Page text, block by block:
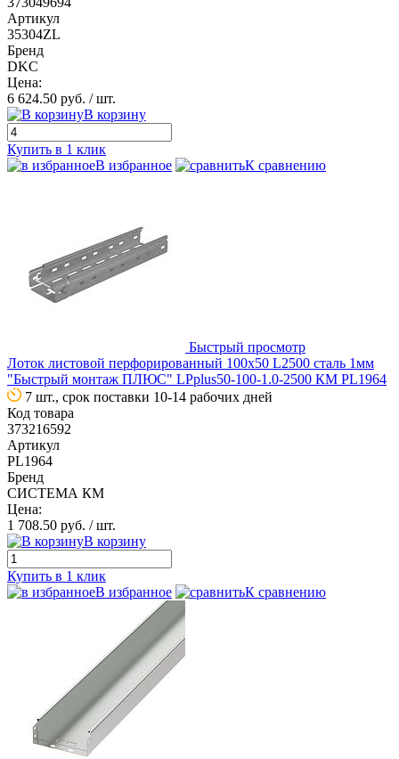
Артикул
35304ZL
Бренд
DKC
Цена:
6 624.50 руб. / шт.
В корзину
Купить в 1 клик
В избранное
К сравнению
Быстрый просмотр
Лоток листовой перфорированный 100х50 L2500 сталь 1мм
"Быстрый монтаж ПЛЮС" LPplus50-100-1.0-2500 КМ PL1964
7 шт., срок поставки 10-14 рабочих дней
Код товара
373216592
Артикул
PL1964
Бренд
СИСТЕМА КМ
Цена:
1 708.50 руб. / шт.
В корзину
Купить в 1 клик
В избранное
К сравнению